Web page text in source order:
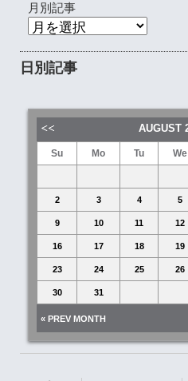
月別記事
日別記事
AUGUST
Su Mo Tu We
2 3 4 5
9 10 11 12
16 17 18 19
23 24 25 26
30 31
« PREV MONTH